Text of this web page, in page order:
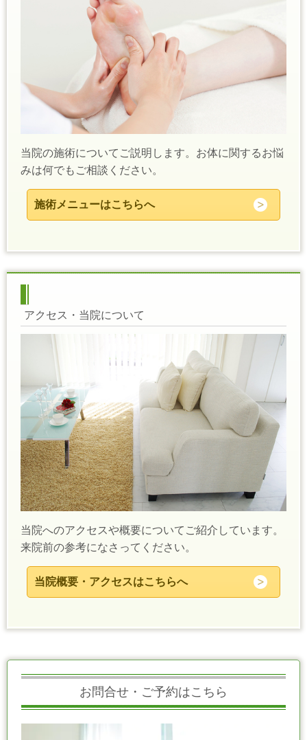
当院の施術についてご説明します。お体に関するお悩
みは何でもご相談ください。
施術メニューはこちらへ
アクセス・当院について
当院へのアクセスや概要についてご紹介しています。
来院前の参考になさってください。
当院概要・アクセスはこちらへ
お問合せ・ご予約はこちら